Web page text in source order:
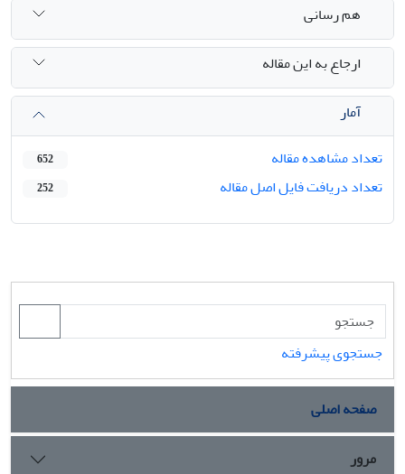
هم رسانی
ارجاع به این مقاله
آمار
تعداد مشاهده مقاله
652
تعداد دریافت فایل اصل مقاله 252
جستجوی پیشرفته
صفحه اصلی
مرور